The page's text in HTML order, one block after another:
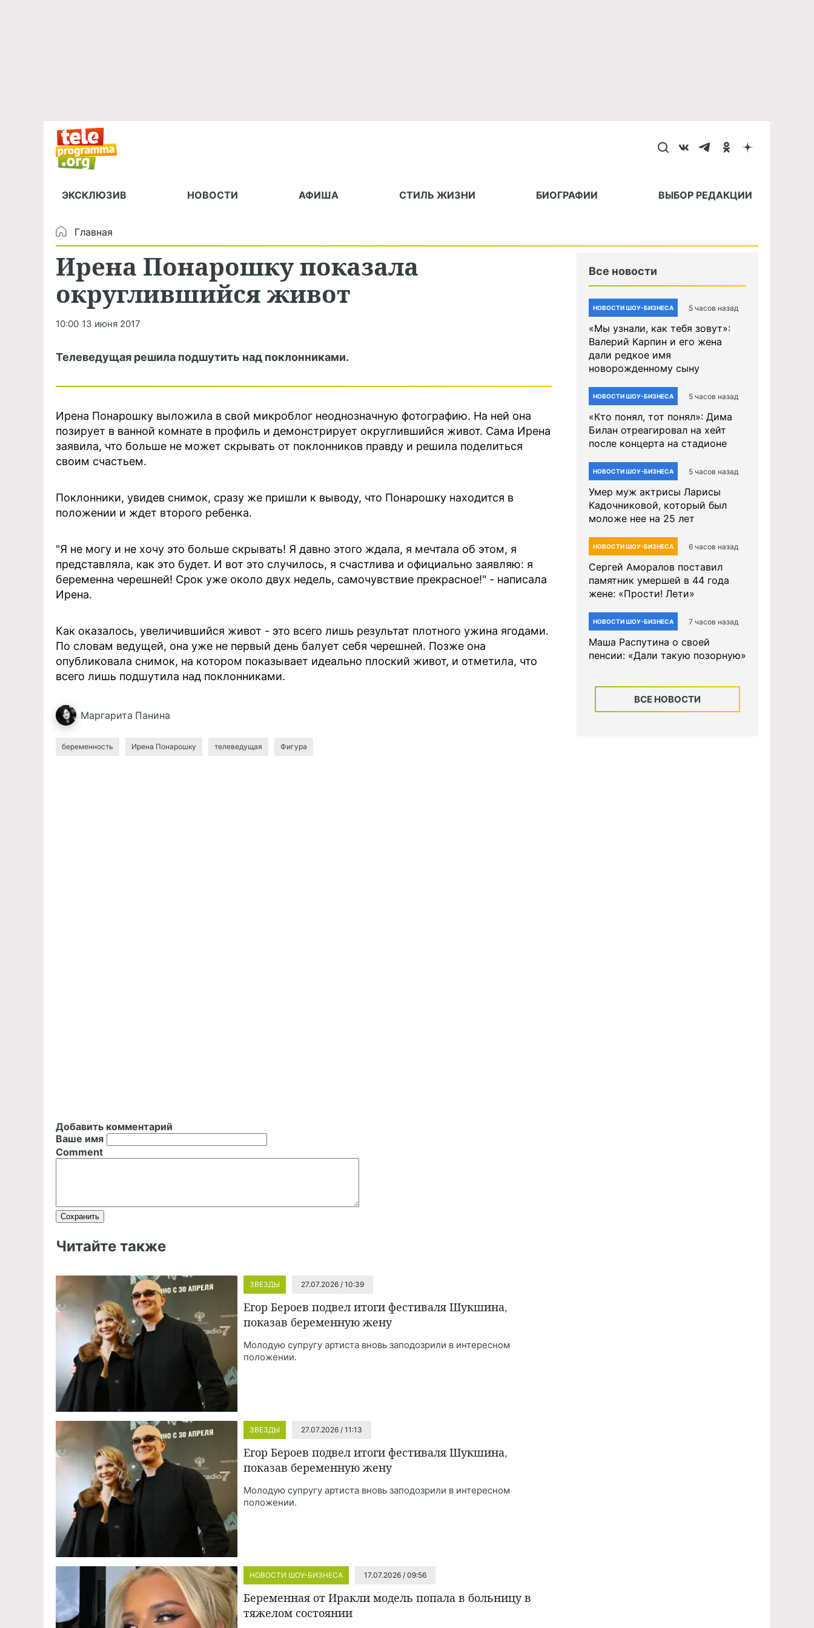
ЭКСКЛЮЗИВ НОВОСТИ АФИША СТИЛЬ ЖИЗНИ БИОГРАФИИ ВЫБОР РЕДАКЦИИ
Главная
Ирена Понарошку показала
округлившийся живот
10:00 13 июня 2017
Телеведущая решила подшутить над поклонниками.
Ирена Понарошку выложила в свой микроблог неоднозначную фотографию. На ней она
позирует в ванной комнате в профиль и демонстрирует округлившийся живот. Сама Ирена
заявила, что больше не может скрывать от поклонников правду и решила поделиться
своим счастьем.
Поклонники, увидев снимок, сразу же пришли к выводу, что Понарошку находится в
положении и ждет второго ребенка.
"Я не могу и не хочу это больше скрывать! Я давно этого ждала, я мечтала об этом, я
представляла, как это будет. И вот это случилось, я счастлива и официально заявляю: я
беременна черешней! Срок уже около двух недель, самочувствие прекрасное!" - написала
Ирена.
Как оказалось, увеличившийся живот - это всего лишь результат плотного ужина ягодами.
По словам ведущей, она уже не первый день балует себя черешней. Позже она
опубликовала снимок, на котором показывает идеально плоский живот, и отметила, что
всего лишь подшутила над поклонниками.
Маргарита Панина
беременность Ирена Понарошку телеведущая Фигура
Добавить комментарий
Ваше имя
Comment
Читайте также
ЗВЕЗДЫ 27.07.2026 / 10:39
Егор Бероев подвел итоги фестиваля Шукшина,
показав беременную жену
Молодую супругу артиста вновь заподозрили в интересном
положении.
ЗВЕЗДЫ 27.07.2026 / 11:13
Егор Бероев подвел итоги фестиваля Шукшина,
показав беременную жену
Молодую супругу артиста вновь заподозрили в интересном
положении.
НОВОСТИ ШОУ-БИЗНЕСА 17.07.2026 / 09:56
Беременная от Иракли модель попала в больницу в
тяжелом состоянии
Все новости
НОВОСТИ ШОУ-БИЗНЕСА 5 часов назад
«Мы узнали, как тебя зовут»:
Валерий Карпин и его жена
дали редкое имя
новорожденному сыну
НОВОСТИ ШОУ-БИЗНЕСА 5 часов назад
«Кто понял, тот понял»: Дима
Билан отреагировал на хейт
после концерта на стадионе
НОВОСТИ ШОУ-БИЗНЕСА 5 часов назад
Умер муж актрисы Ларисы
Кадочниковой, который был
моложе нее на 25 лет
НОВОСТИ ШОУ-БИЗНЕСА 6 часов назад
Сергей Аморалов поставил
памятник умершей в 44 года
жене: «Прости! Лети»
НОВОСТИ ШОУ-БИЗНЕСА 7 часов назад
Маша Распутина о своей
пенсии: «Дали такую позорную»
ВСЕ НОВОСТИ